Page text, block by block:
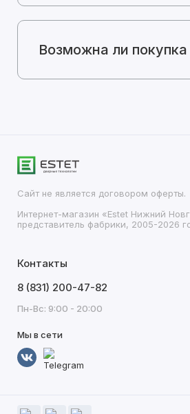
Возможна ли
Сайт не является договором оферты.
Интернет-магазин «Estet Нижний
представитель фабрики, 2005-2026
Контакты
8 (831) 200-47-82
Пн-Вс: 9:00 - 20:00
Мы в сети